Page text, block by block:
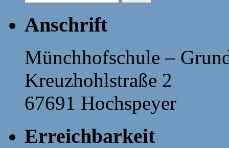
nach:
Anschrift
Münchhofschule –
Kreuzhohlstraße 2
67691 Hochspeyer
Erreichbarkeit